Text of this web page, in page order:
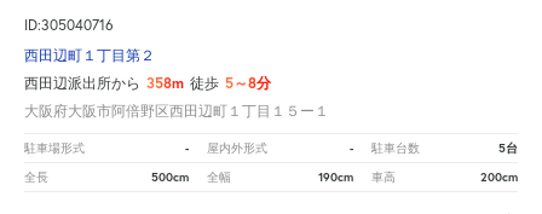
ID:305040716
西田辺町１丁目第２
西田辺派出所から 358m 徒歩 5～8分
大阪府大阪市阿倍野区西田辺町１丁目１５ー１
駐車場形式 - 屋内外形式 - 駐車台数 5台
全長 500cm 全幅 190cm 車高 200cm